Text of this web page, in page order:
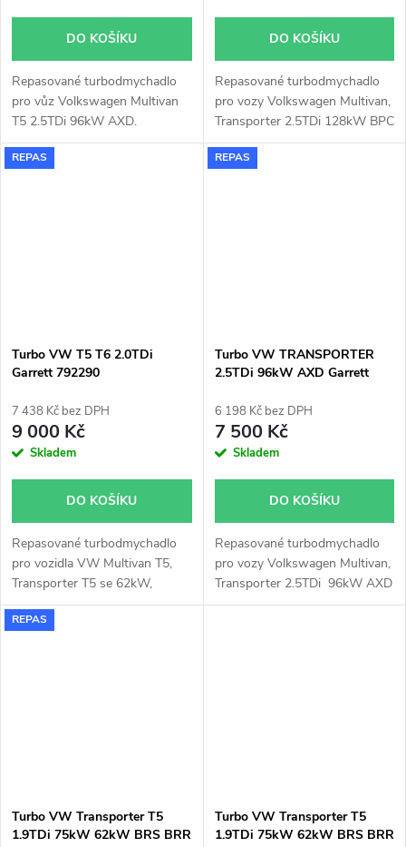
DO KOŠÍKU
Repasované turbodmychadlo
pro vůz Volkswagen Multivan
T5 2.5TDi 96kW AXD.
DO KOŠÍKU
Repasované turbodmychadlo
pro vozy Volkswagen Multivan,
Transporter 2.5TDi 128kW BPC
REPAS
Turbo VW T5 T6 2.0TDi
Garrett 792290
7 438 Kč bez DPH
9 000 Kč
Skladem
DO KOŠÍKU
Repasované turbodmychadlo
pro vozidla VW Multivan T5,
Transporter T5 se 62kW,
75kW, 84kW, 100, 103kW a
VW Multivan T6, Transporter
REPAS
Turbo VW TRANSPORTER
2.5TDi 96kW AXD Garrett
6 198 Kč bez DPH
7 500 Kč
Skladem
DO KOŠÍKU
Repasované turbodmychadlo
pro vozy Volkswagen Multivan,
Transporter 2.5TDi 96kW AXD
REPAS
Turbo VW Transporter T5
1.9TDi 75kW 62kW BRS BRR
Turbo VW Transporter T5
1.9TDi 75kW 62kW BRS BRR